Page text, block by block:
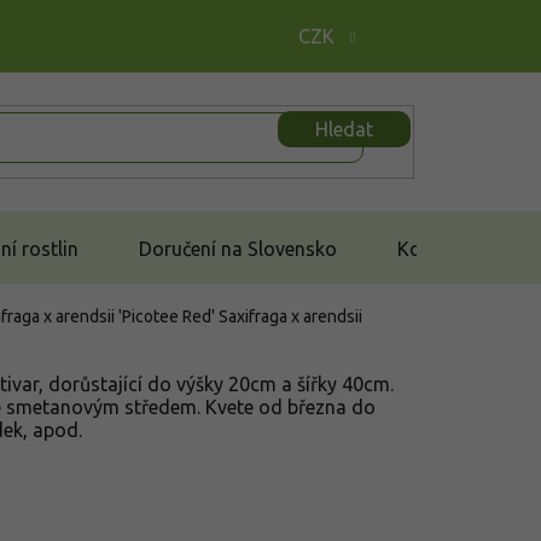
CZK
Hledat
rostlin Doručení na Slovensko Kontakt
x arendsii 'Picotee Red' Saxifraga x arendsii
dorůstající do výšky 20cm a šířky 40cm.
středem. Kvete od března do
apod.